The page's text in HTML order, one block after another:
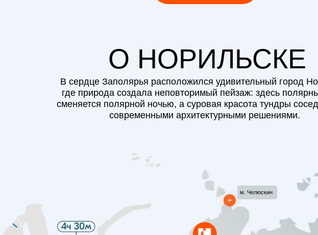
О НОРИЛЬСКЕ
В сердце Заполярья расположился удивительный город
где природа создала неповторимый пейзаж: здесь
сменяется полярной ночью, а суровая красота тундры
современными архитектурными решениями.
м. Челюскин